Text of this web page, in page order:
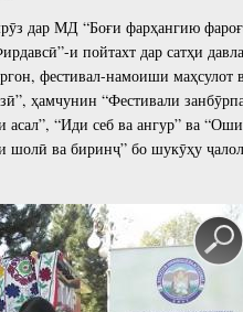
Struture of the Institute
Directors and Staff
дар МД “Боғи фарҳангию
и пойтахт дар сатҳи
фестивал-намоиши маҳсулот
ҳамчунин “Фестивали
“Иди себ ва ангур” ва
ва биринҷ” бо шукӯҳу ҷалол